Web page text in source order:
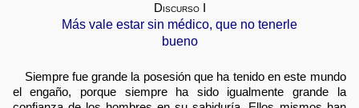
Discurso I
Más vale estar sin médico, que no tenerle
bueno
Siempre fue grande la posesión que ha tenido en este mundo
el engaño, porque siempre ha sido igualmente grande la